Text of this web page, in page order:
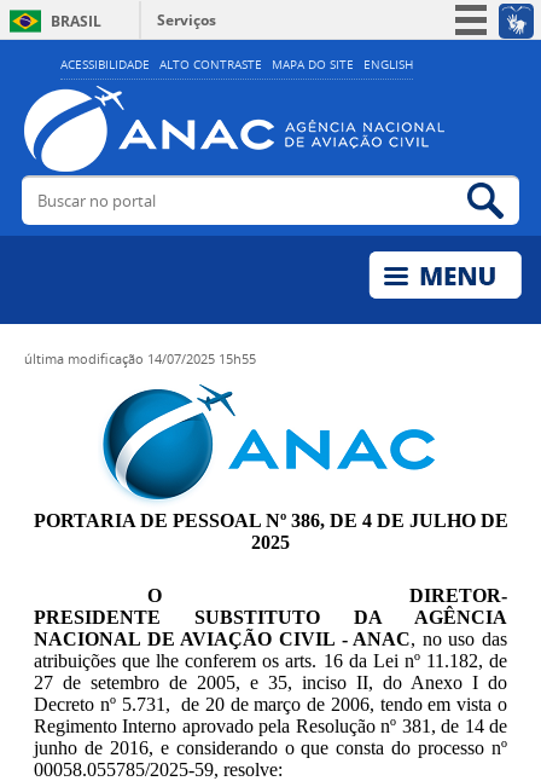
ACESSIBILIDADE ALTO CONTRASTE MAPA DO SITE ENGLISH
BRASIL
Serviços
Simplifique!
Acesso à informação
Legislação
Buscar no portal
última modificação 14/07/2025 15h55
PORTARIA DE PESSOAL Nº 386, DE 4 DE JULHO DE
2025
O DIRETOR-
PRESIDENTE SUBSTITUTO DA AGÊNCIA
NACIONAL DE AVIAÇÃO CIVIL - ANAC, no uso das
atribuições que lhe conferem os arts. 16 da Lei nº 11.182, de
27 de setembro de 2005, e 35, inciso II, do Anexo I do
Decreto nº 5.731, de 20 de março de 2006, tendo em vista o
Regimento Interno aprovado pela Resolução nº 381, de 14 de
junho de 2016, e considerando o que consta do processo nº
00058.055785/2025-59, resolve: